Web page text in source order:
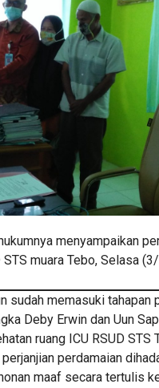
menyampaikan
muara Tebo, Selasa
sudah memasuki tahapan
Deby Erwin dan Uun
ruang ICU RSUD STS
perdamaian
maaf secara tertulis